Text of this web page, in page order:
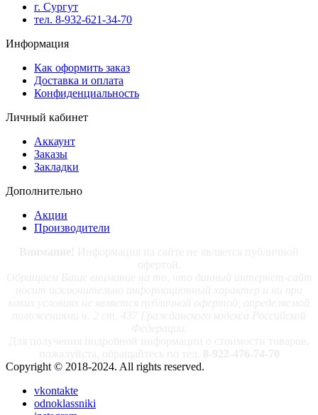
г. Сургут
тел. 8-932-621-34-70
Информация
Как оформить заказ
Доставка и оплата
Конфиденциальность
Личный кабинет
Аккаунт
Заказы
Закладки
Дополнительно
Акции
Производители
Copyright © 2018-2024. All rights reserved.
vkontakte
odnoklassniki